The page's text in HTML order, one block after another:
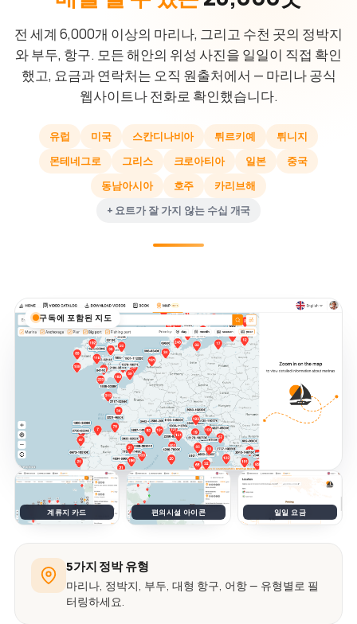
전 세계 6,000개 이상의 마리나, 그리고 수천 곳의 정박지
와 부두, 항구. 모든 해안의 위성 사진을 일일이 직접 확인
했고, 요금과 연락처는 오직 원출처에서 — 마리나 공식
웹사이트나 전화로 확인했습니다.
유럽 미국 스칸디나비아 튀르키예
튀니지
몬테네그로
그리스 크로아티아 일본
중국
동남아시아
호주
카리브해
+ 요트가 잘 가지 않는 수십 개국
구독에 포함된 지도
계류지 카드 편의시설 아이콘 일일 요금
5가지 정박 유형
마리나, 정박지, 부두, 대형 항구, 어항 — 유형별로 필
터링하세요.